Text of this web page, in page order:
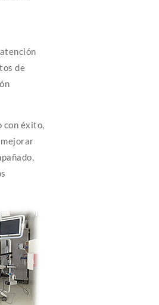
de
con éxito,